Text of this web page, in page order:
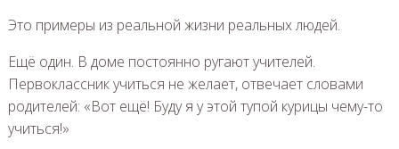
Это примеры из реальной жизни реальных людей.
Ещё один. В доме постоянно ругают учителей.
Первоклассник учиться не желает, отвечает словами
родителей: «Вот ещё! Буду я у этой тупой курицы чему-то
учиться!»